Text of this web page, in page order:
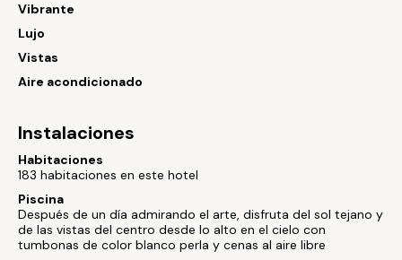
Vibrante
Lujo
Vistas
Aire acondicionado
Instalaciones
Habitaciones
183 habitaciones en este hotel
Piscina
Después de un día admirando el arte, disfruta del sol tejano y
de las vistas del centro desde lo alto en el cielo con
tumbonas de color blanco perla y cenas al aire libre